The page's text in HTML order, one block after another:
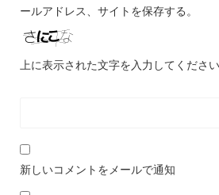
ールアドレス、サイトを保存する。
上に表示された文字を入力してください
新しいコメントをメールで通知